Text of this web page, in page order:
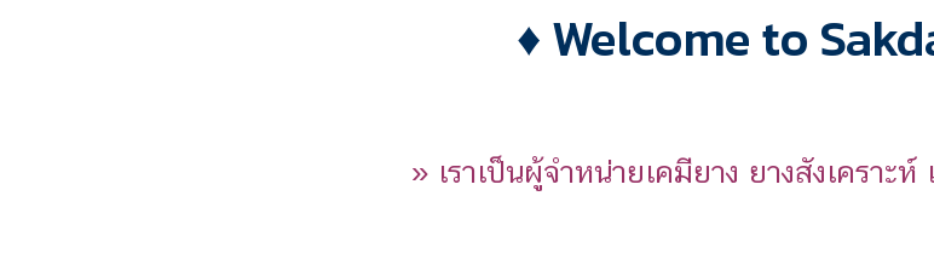
♦ Welcome to
» เราเป็นผู้จำหน่ายเคมียาง ยางสังเคราะ